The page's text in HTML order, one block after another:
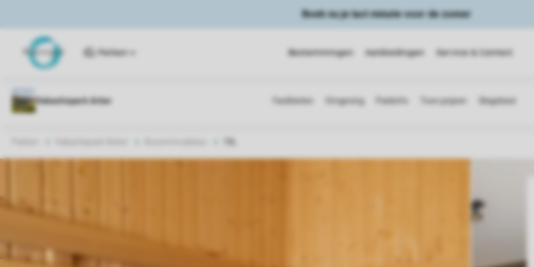
Boek nu je last minute voor de zomer
Parken Bestemmingen Aanbiedingen Service & Contact